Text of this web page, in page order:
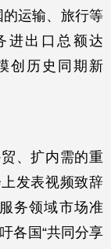
运输、旅行等
进出口总额达
创历史同期新
、扩内需的重
发表视频致辞
务领域市场准
各国“共同分享